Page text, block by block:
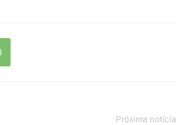
Próxima notícia